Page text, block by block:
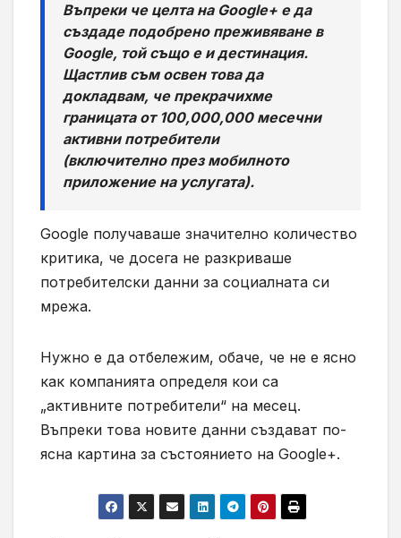
Въпреки че целта на Google+ е да
създаде подобрено преживяване в
Google, той също е и дестинация.
Щастлив съм освен това да
докладвам, че прекрачихме
границата от 100,000,000 месечни
активни потребители
(включително през мобилното
приложение на услугата).
Google получаваше значително количество
критика, че досега не разкриваше
потребителски данни за социалната си
мрежа.
Нужно е да отбележим, обаче, че не е ясно
как компанията определя кои са
„активните потребители“ на месец.
Въпреки това новите данни създават по-
ясна картина за състоянието на Google+.